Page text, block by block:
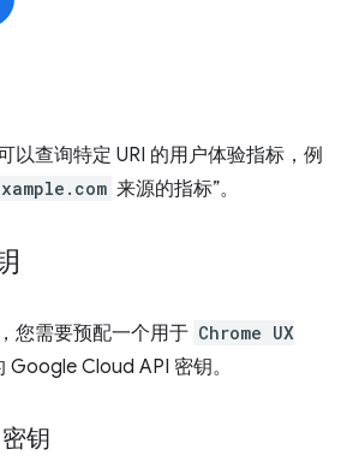
以查询特定 URI 的用户体验指标，例
来源的指标”。
您需要预配一个用于 Chrome UX
Google Cloud API 密钥。
钥